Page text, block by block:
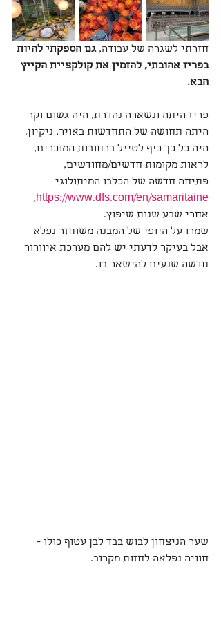
חזרתי לשגרה של עבודה, גם הספקתי להיות
בפריז אהובתי, להזמין את קולקציית הקייץ
הבא.
פריז היתה ונשארה נהדרת, היה גשום וקר
היתה תחושה של התחדשות באויר, ניקיון.
היה כל כך כיף לטייל ברחובות המוכרים,
לראות מקומות חדשים/מחודשים,
פתיחה חדשה של הכלבו המיתולוגי
https://www.dfs.com/en/samaritaine,
אחרי שבע שנות שיפוץ.
שמרו על היופי של המבנה משוחזר נפלא
אבל בעיקר לדעתי יש להם מערכת איוורור
חדשה שנעים להישאר בו.
שער הניצחון לבוש בבד לבן עטוף כולו -
חוויה נפלאה לחזות מקרוב.